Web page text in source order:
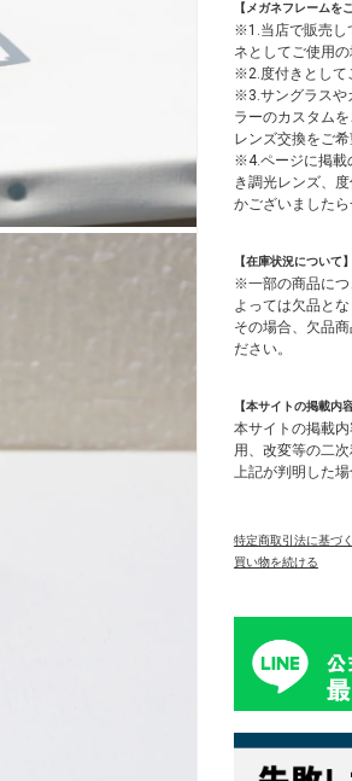
【メガネフレームを
※1.当店で販売し
ネとしてご使用
※2.度付きとして
※3.サングラスや
ラーのカスタム
レンズ交換をご
※4.ページに掲載
き調光レンズ、
かございましたら
【在庫状況について】
※一部の商品につ
よっては欠品と
その場合、欠品
ださい。
【本サイトの掲載内
本サイトの掲載
用、改変等の二次
上記が判明した
特定商取引法に基づ
買い物を続ける